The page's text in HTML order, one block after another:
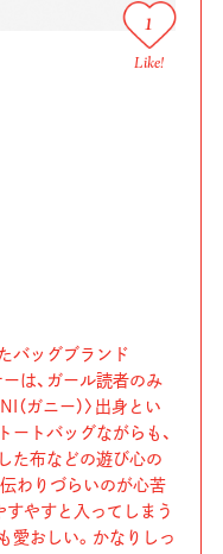
1
Like!
バッグブランド
ーは、ガール読者のみ
ガニー）〉出身とい
ートバッグながらも、
た布などの遊び心の
わりづらいのが心苦
すやすと入ってしまう
愛おしい。かなりしっ